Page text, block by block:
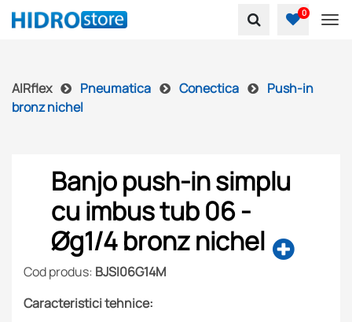
0
AIRflex Pneumatica Conectica
Push-in
bronz nichel
Banjo push-in simplu
cu imbus tub 06 -
Øg1/4 bronz nichel
Cod produs: BJSI06G14M
Caracteristici tehnice: